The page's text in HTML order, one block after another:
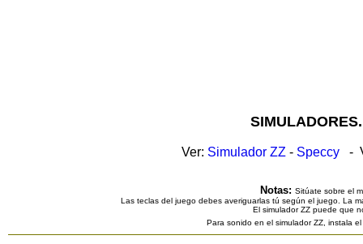
Ver: Simulador ZZ - Speccy -
Notas: Sitúate sobre el
Las teclas del juego debes averiguarlas tú según el juego. La
El simulador ZZ puede que
Para sonido en el simulador ZZ, instala